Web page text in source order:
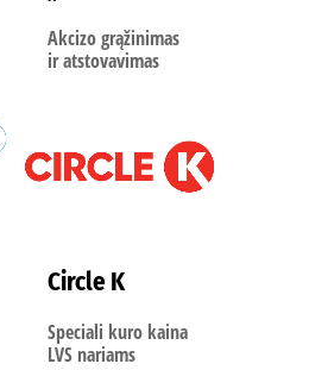
Akcizo grąžinimas
ir atstovavimas
Circle K
Speciali kuro kaina
LVS nariams